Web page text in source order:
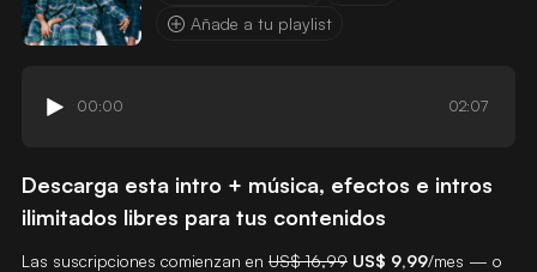
Añade a tu playlist
00:00 02:07
Descarga esta intro + música, efectos e intros
ilimitados libres para tus contenidos
Las suscripciones comienzan en US$ 16,99 US$ 9,99/mes — o